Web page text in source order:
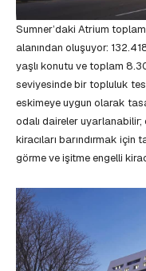
Sumner’daki Atrium
alanından oluşuyor:
yaşlı konutu ve toplam
seviyesinde bir topluluk
eskimeye uygun olarak
odalı daireler
kiracıları barındırmak için
görme ve işitme engelli